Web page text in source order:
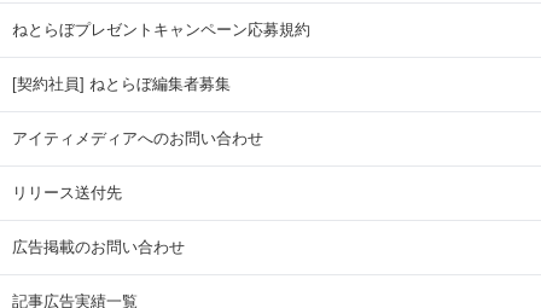
ねとらぼプレゼントキャンペーン応募規約
[契約社員] ねとらぼ編集者募集
アイティメディアへのお問い合わせ
リリース送付先
広告掲載のお問い合わせ
記事広告実績一覧